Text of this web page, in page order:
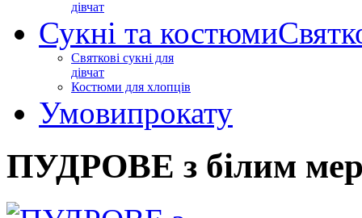
дівчат
Сукні та костюми
Святкові сукні для
дівчат
Костюми для хлопців
Умовипрокату
ПУДРОВЕ з білим